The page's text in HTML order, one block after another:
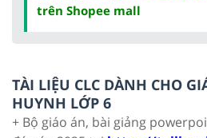
trên Shopee mall
TÀI LIỆU CLC DÀNH CHO
HUYNH LỚP 6
+ Bộ giáo án, bài giảng